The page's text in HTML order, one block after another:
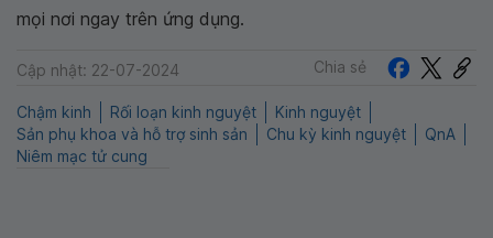
mọi nơi ngay trên ứng dụng.
Cập nhật: 22-07-2024 Chia sẻ
Chậm kinh Rối loạn kinh nguyệt
Kinh nguyệt
Sản phụ khoa và hỗ trợ sinh sản
Chu kỳ kinh nguyệt
QnA
Niêm mạc tử cung